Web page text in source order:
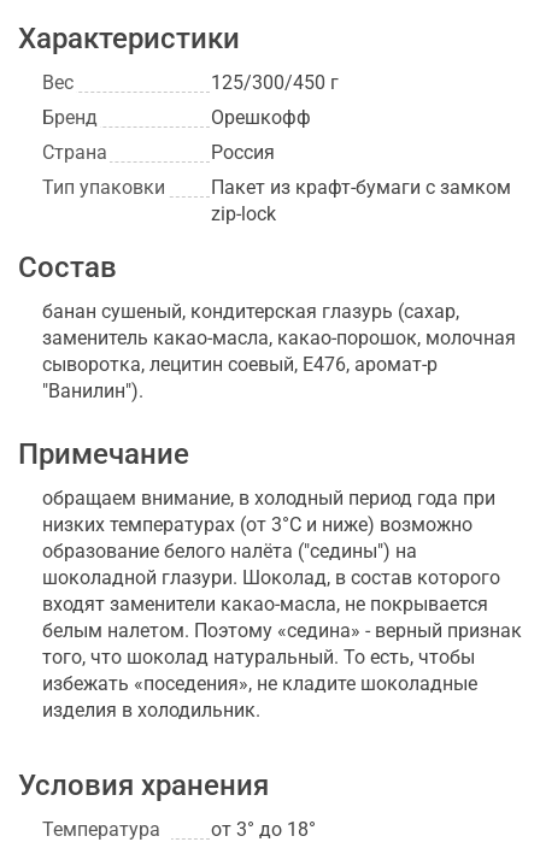
Характеристики
Вес
125/300/450 г
Бренд
Орешкофф
Страна
Россия
Тип упаковки
Пакет из крафт-бумаги с замком
zip-lock
Состав
банан сушеный, кондитерская глазурь (сахар,
заменитель какао-масла, какао-порошок, молочная
сыворотка, лецитин соевый, Е476, аромат-р
"Ванилин").
Примечание
обращаем внимание, в холодный период года при
низких температурах (от 3°С и ниже) возможно
образование белого налёта ("седины") на
шоколадной глазури. Шоколад, в состав которого
входят заменители какао-масла, не покрывается
белым налетом. Поэтому «седина» - верный признак
того, что шоколад натуральный. То есть, чтобы
избежать «поседения», не кладите шоколадные
изделия в холодильник.
Условия хранения
Температура
от 3° до 18°